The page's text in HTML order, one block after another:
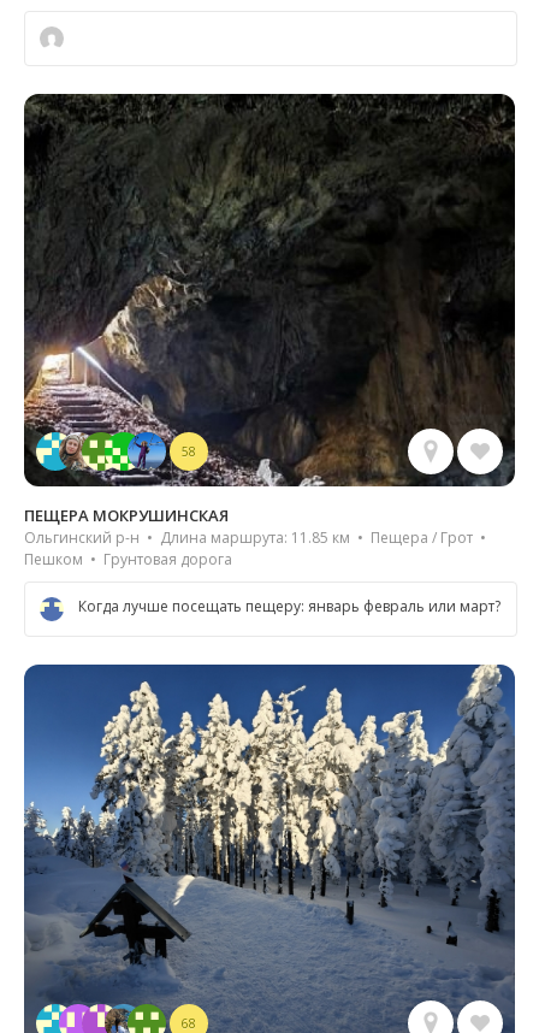
58
ПЕЩЕРА МОКРУШИНСКАЯ
Ольгинский р-н • Длина маршрута: 11.85 км • Пещера / Грот •
Пешком • Грунтовая дорога
Когда лучше посещать пещеру: январь февраль или март?
68